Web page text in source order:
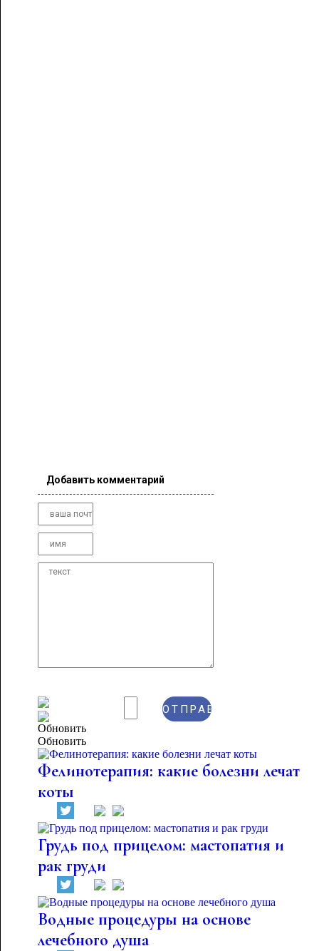
Добавить комментарий
Обновить
Фелинотерапия: какие болезни лечат
коты
Грудь под прицелом: мастопатия и
рак груди
Водные процедуры на основе
лечебного душа